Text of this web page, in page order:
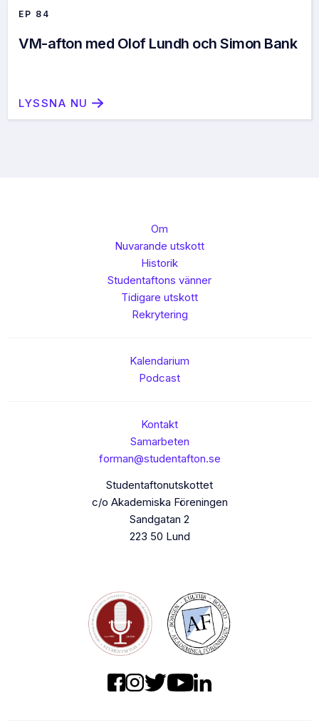
EP 84
VM-afton med Olof Lundh och Simon Bank
LYSSNA NU
Om
Nuvarande utskott
Historik
Studentaftons vänner
Tidigare utskott
Rekrytering
Kalendarium
Podcast
Kontakt
Samarbeten
forman@studentafton.se
Studentaftonutskottet
c/o Akademiska Föreningen
Sandgatan 2
223 50 Lund